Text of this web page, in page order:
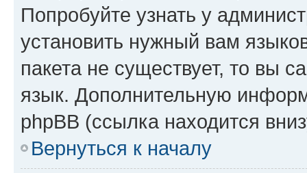
Попробуйте узнать у
установить нужный вам
пакета не существует, то вы
язык. Дополнительную
phpBB (ссылка находится
Вернуться к началу